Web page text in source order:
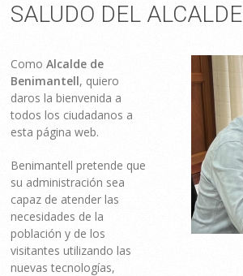
SALUDO DEL ALCALDE
ComoAlcalde de
Benimantell, quiero
daros la bienvenida a
todos los ciudadanos a
esta página web.
Benimantell pretende que
su administración sea
capaz de atender las
necesidades de la
población y de los
visitantes utilizando las
nuevas tecnologías,